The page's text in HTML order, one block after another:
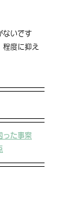
ないです
程度に抑え
った事案